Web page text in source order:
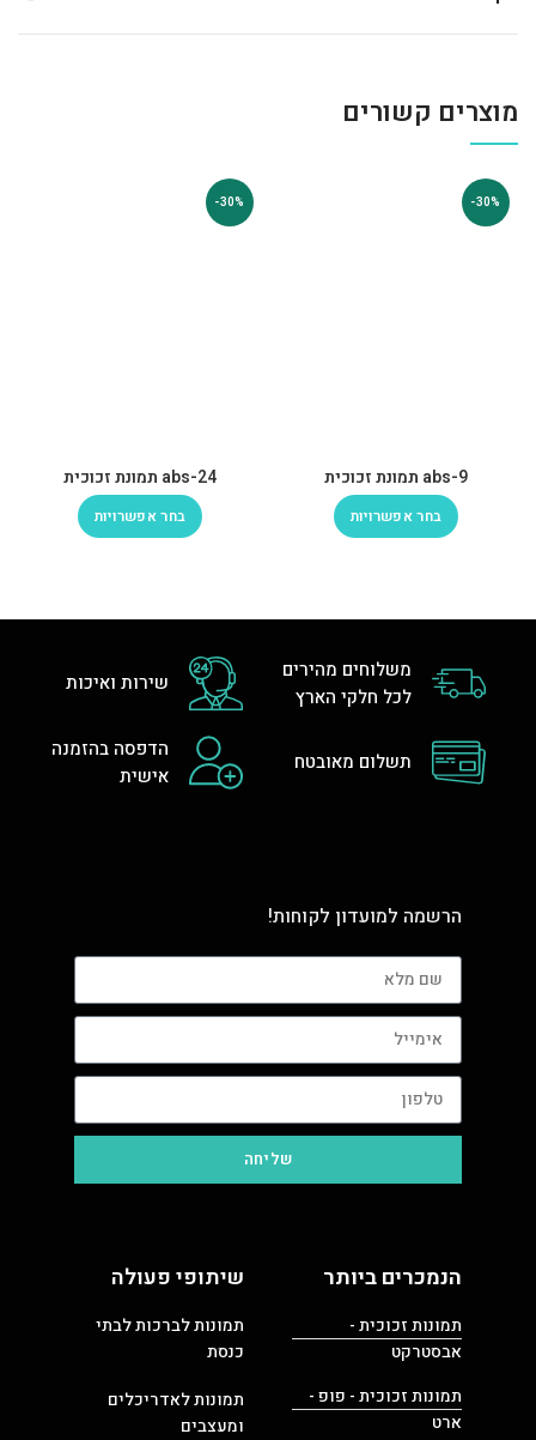
מוצרים קשורים
-30%
abs-9 תמונת זכוכית
בחר אפשרויות
-30%
abs-24 תמונת זכוכית
בחר אפשרויות
משלוחים מהירים
לכל חלקי הארץ
שירות ואיכות
תשלום מאובטח
הדפסה בהזמנה
אישית
הרשמה למועדון לקוחות!
שליחה
הנמכרים ביותר
תמונות זכוכית -
אבסטרקט
תמונות זכוכית - פופ -
ארט
שיתופי פעולה
תמונות לברכות לבתי
כנסת
תמונות לאדריכלים
ומעצבים